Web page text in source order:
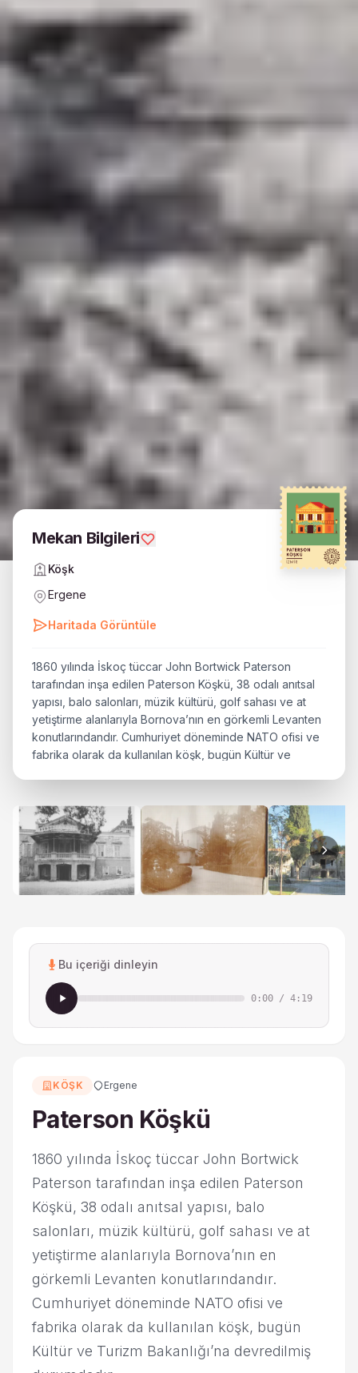
Mekan Bilgileri
Köşk
Ergene
Haritada Görüntüle
1860 yılında İskoç tüccar John Bortwick Paterson
tarafından inşa edilen Paterson Köşkü, 38 odalı anıtsal
yapısı, balo salonları, müzik kültürü, golf sahası ve at
yetiştirme alanlarıyla Bornova’nın en görkemli Levanten
konutlarındandır. Cumhuriyet döneminde NATO ofisi ve
fabrika olarak da kullanılan köşk, bugün Kültür ve
Bu içeriği dinleyin
0:00 / 4:19
KÖŞK Ergene
Paterson Köşkü
1860 yılında İskoç tüccar John Bortwick
Paterson tarafından inşa edilen Paterson
Köşkü, 38 odalı anıtsal yapısı, balo
salonları, müzik kültürü, golf sahası ve at
yetiştirme alanlarıyla Bornova’nın en
görkemli Levanten konutlarındandır.
Cumhuriyet döneminde NATO ofisi ve
fabrika olarak da kullanılan köşk, bugün
Kültür ve Turizm Bakanlığı’na devredilmiş